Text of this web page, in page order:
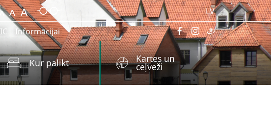
LV
Informācijai
Kur palikt Kartes un
ceļveži